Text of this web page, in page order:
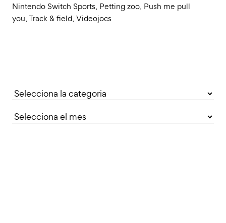
Nintendo Switch Sports, Petting zoo, Push me pull
you,Track & field, Videojocs
Categories